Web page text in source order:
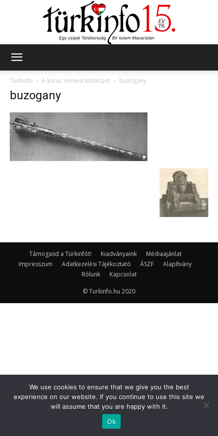
Türkinfo
A kuruc nemesi költészet buzogany
buzogany
Támogasd a Türkinfót! Kiadványaink
Médiaajánlat
Impresszum
Adatkezelési Tájékoztató ÁSZF
Alapítvány
Rólunk
Kapcsolat
© Turkinfo.hu 2020
We use cookies to ensure that we give you the best
experience on our website. If you continue to use this site we
will assume that you are happy with it.
Ok